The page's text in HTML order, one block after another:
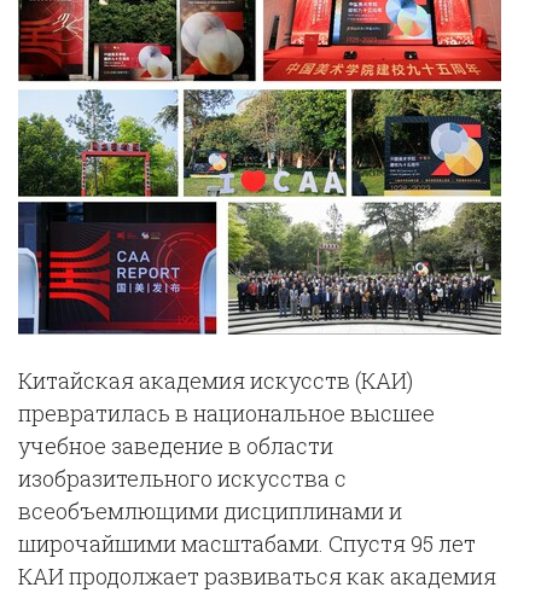
Китайская академия искусств (КАИ)
превратилась в национальное высшее
учебное заведение в области
изобразительного искусства с
всеобъемлющими дисциплинами и
широчайшими масштабами. Спустя 95 лет
КАИ продолжает развиваться как академия